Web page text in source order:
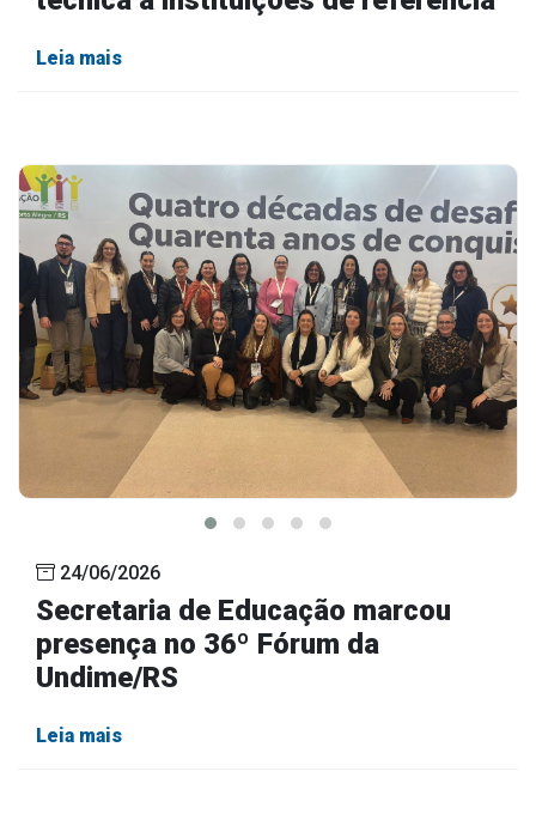
Leia mais
24/06/2026
Secretaria de Educação marcou
presença no 36º Fórum da
Undime/RS
Leia mais